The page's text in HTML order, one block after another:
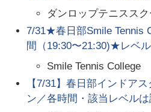
ダンロップテニスス
7/31★春日部Smile Tennis
間（19:30〜21:30)★レベ
Smile Tennis College
【7/31】春日部インドア
ン／各時間・該当レベル